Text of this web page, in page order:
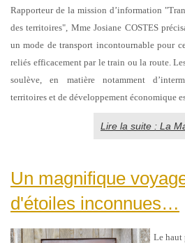
Rapporteur de la mission d’information
des territoires", Mme Josiane COSTES
un mode de transport incontournable pour
reliés efficacement par le train ou la route.
soulève, en matière notamment
territoires et de développement économique
Lire la suite : La
Un magnifique
d'étoiles inconnues…
Le haut